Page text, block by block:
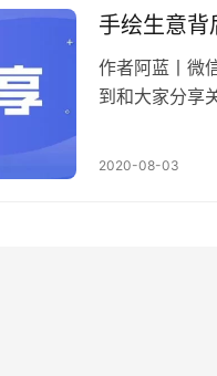
手绘生意背
作者阿蓝丨微
到和大家分享
2020-08-03